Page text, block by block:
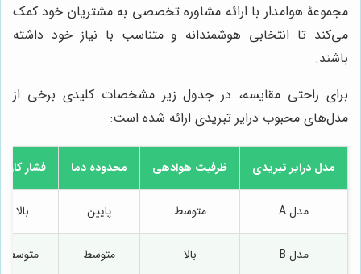
مجموعۀ هوامدار با ارائه مشاوره تخصصی به مشتریان خود کمک
می‌کند تا انتخابی هوشمندانه و متناسب با نیاز خود داشته
باشند.
برای راحتی مقایسه، در جدول زیر مشخصات کلیدی برخی از
مدل‌های محبوب درایر تبریدی ارائه شده است:
مدل درایر تبریدی ظرفیت هوادهی محدوده دما فشار کاری
مدل A متوسط پایین بالا
مدل B بالا متوسط متوسط